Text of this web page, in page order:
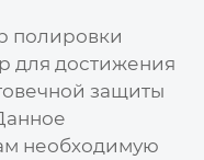
полировки
для достижения
защиты
необходимую